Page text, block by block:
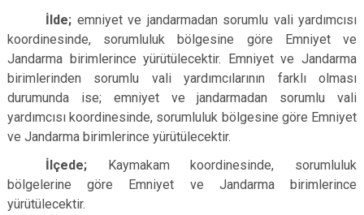
İlde; emniyet ve jandarmadan sorumlu vali yardımcısı
koordinesinde, sorumluluk bölgesine göre Emniyet ve
Jandarma birimlerince yürütülecektir. Emniyet ve Jandarma
birimlerinden sorumlu vali yardımcılarının farklı olması
durumunda ise; emniyet ve jandarmadan sorumlu vali
yardımcısı koordinesinde, sorumluluk bölgesine göre Emniyet
ve Jandarma birimlerince yürütülecektir.
İlçede; Kaymakam koordinesinde, sorumluluk
bölgelerine göre Emniyet ve Jandarma birimlerince
yürütülecektir.